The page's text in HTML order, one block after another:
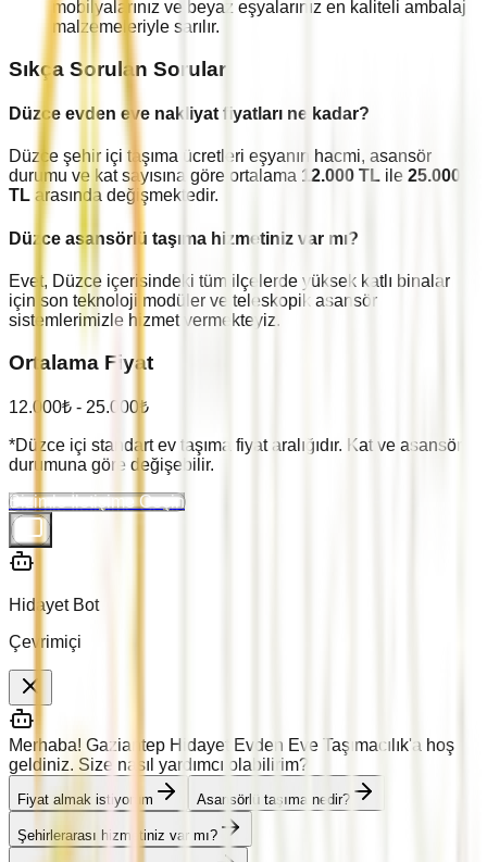
mobilyalarınız ve beyaz eşyalarınız en kaliteli ambalaj
malzemeleriyle sarılır.
Sıkça Sorulan Sorular
Düzce evden eve nakliyat fiyatları ne kadar?
Düzce şehir içi taşıma ücretleri eşyanın hacmi, asansör
durumu ve kat sayısına göre ortalama 12.000 TL ile 25.000
TL arasında değişmektedir.
Düzce asansörlü taşıma hizmetiniz var mı?
Evet, Düzce içerisindeki tüm ilçelerde yüksek katlı binalar
için son teknoloji modüler ve teleskopik asansör
sistemlerimizle hizmet vermekteyiz.
Ortalama Fiyat
12.000₺ - 25.000 ₺
*Düzce içi standart ev taşıma fiyat aralığıdır. Kat ve asansör
durumuna göre değişebilir.
Bizimle İletişime Geçin
Hidayet Bot
Çevrimiçi
Merhaba! Gaziantep Hidayet Evden Eve Taşımacılık'a hoş
geldiniz. Size nasıl yardımcı olabilirim?
Fiyat almak istiyorum Asansörlü taşıma nedir?
Şehirlerarası hizmetiniz var mı?